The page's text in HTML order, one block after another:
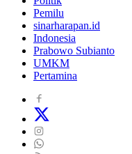
Pemilu
sinarharapan.id
Indonesia
Prabowo Subianto
UMKM
Pertamina